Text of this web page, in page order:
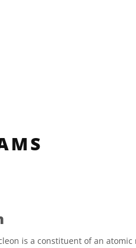
is a constituent of an